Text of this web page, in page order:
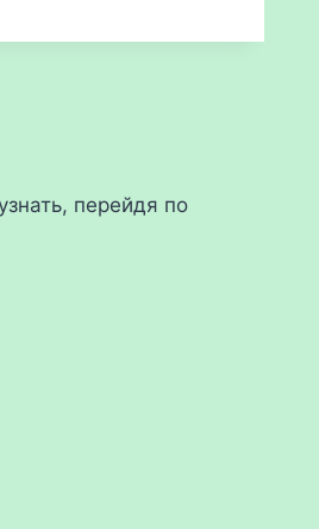
перейдя по